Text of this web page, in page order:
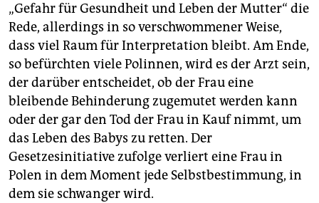
„Gefahr für Gesundheit und Leben der Mutter“ die
Rede, allerdings in so verschwommener Weise,
dass viel Raum für Interpretation bleibt. Am Ende,
so befürchten viele Polinnen, wird es der Arzt sein,
der darüber entscheidet, ob der Frau eine
bleibende Behinderung zugemutet werden kann
oder der gar den Tod der Frau in Kauf nimmt, um
das Leben des Babys zu retten. Der
Gesetzesinitiative zufolge verliert eine Frau in
Polen in dem Moment jede Selbstbestimmung, in
dem sie schwanger wird.